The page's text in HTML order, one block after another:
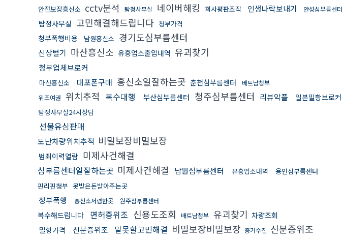
안전보장흥신소 cctv분석 탐정사무실 네이버해킹 회사평판조작 인생나락보내기 안성심부름센터
탐정사무실 고민해결해드립니다 청부가격
청부폭행비용 남원흥신소 경기도심부름센터
신상털기 마산흥신소 유흥업소출입내역 유괴찾기
청부업체브로커
마산흥신소 대포폰구매 흥신소일잘하는곳 춘천심부름센터
베트남청부
위조여권 위치추적 복수대행 부산심부름센터 청주심부름센터 리뷰악플 일본밀항브로커
탐정사무실24시상담
선불유심판매
도난차량위치추적 비밀보장비밀보장
범죄이력열람 미제사건해결
심부름센터일잘하는곳 미제사건해결 남원심부름센터 유흥업소내역
용인심부름센터
핀리핀청부 못받은돈받아주는곳
청부폭행 흥신소저렴한곳 원주심부름센터
복수해드립니다 면허증위조 신용도조회 배트남청부 유괴찾기 차량조회
밀항가격
신분증위조 말못할고민해결 비밀보장비밀보장 증거수집 신분증위조